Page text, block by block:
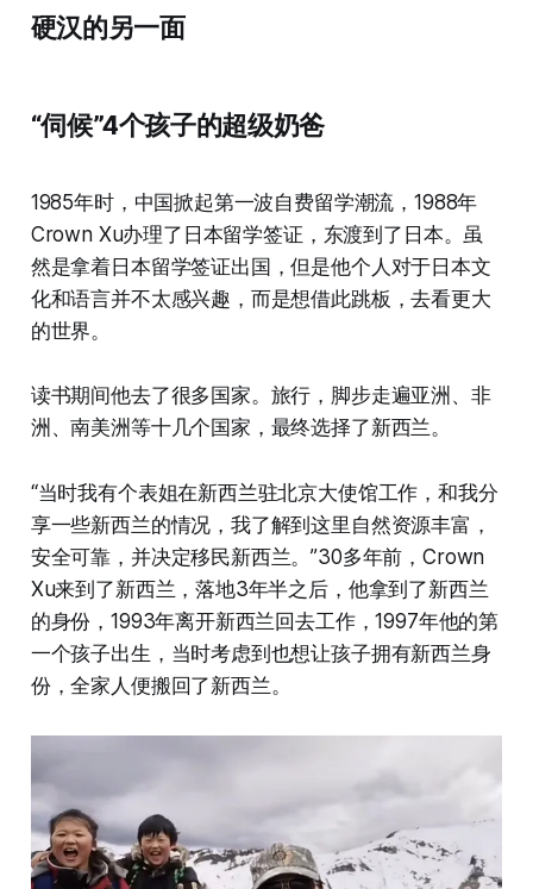
硬汉的另一面
“伺候”4个孩子的超级奶爸
1985年时，中国掀起第一波自费留学潮流，1988年
Crown Xu办理了日本留学签证，东渡到了日本。虽
然是拿着日本留学签证出国，但是他个人对于日本文
化和语言并不太感兴趣，而是想借此跳板，去看更大
的世界。
读书期间他去了很多国家。旅行，脚步走遍亚洲、非
洲、南美洲等十几个国家，最终选择了新西兰。
“当时我有个表姐在新西兰驻北京大使馆工作，和我分
享一些新西兰的情况，我了解到这里自然资源丰富，
安全可靠，并决定移民新西兰。”30多年前，Crown
Xu来到了新西兰，落地3年半之后，他拿到了新西兰
的身份，1993年离开新西兰回去工作，1997年他的第
一个孩子出生，当时考虑到也想让孩子拥有新西兰身
份，全家人便搬回了新西兰。